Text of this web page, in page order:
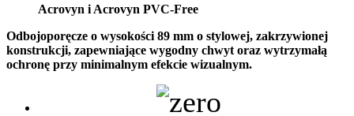
Acrovyn i Acrovyn PVC-Free
Odbojoporęcze o wysokości 89 mm o stylowej, zakrzywionej
konstrukcji, zapewniające wygodny chwyt oraz wytrzymałą
ochronę przy minimalnym efekcie wizualnym.